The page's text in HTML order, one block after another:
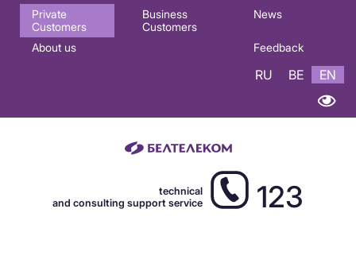
Основная
навигация
Private
Customers
Business
Customers
News
About us Feedback
RU BE EN
technical
and consulting support service
123